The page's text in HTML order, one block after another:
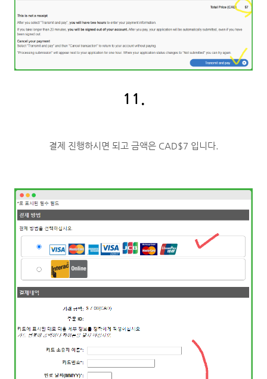
11.
결제 진행하시면 되고 금액은 CAD$7 입니다.